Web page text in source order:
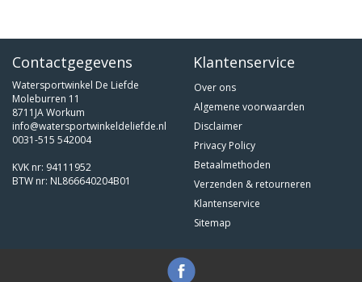
Contactgegevens
Watersportwinkel De Liefde
Moleburren 11
8711JA Workum
info@watersportwinkeldeliefde.nl
0031-515 542004
KVK nr: 94111952
BTW nr: NL866640204B01
Klantenservice
Over ons
Algemene voorwaarden
Disclaimer
Privacy Policy
Betaalmethoden
Verzenden & retourneren
Klantenservice
Sitemap